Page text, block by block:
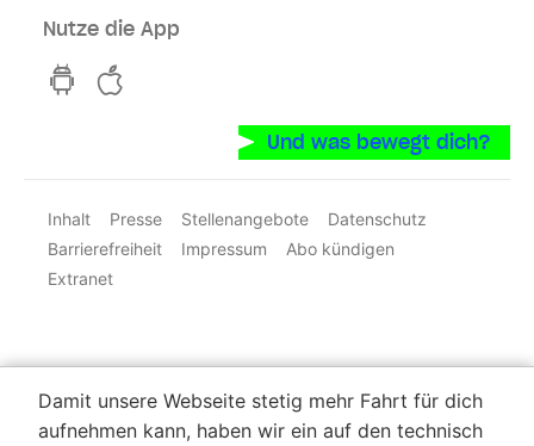
Nutze die App
hvv switch App auf GooglePlay
Und was bewegt dich?
Inhalt Presse Stellenangebote
Datenschutz
Barrierefreiheit
Impressum
Abo kündigen
Extranet
Damit unsere Webseite stetig mehr Fahrt für dich
aufnehmen kann, haben wir ein auf den technisch